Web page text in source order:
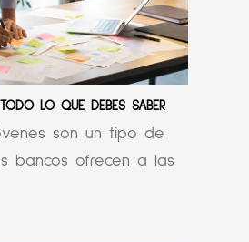
LO QUE DEBES SABER
son un tipo de
bancos ofrecen a las